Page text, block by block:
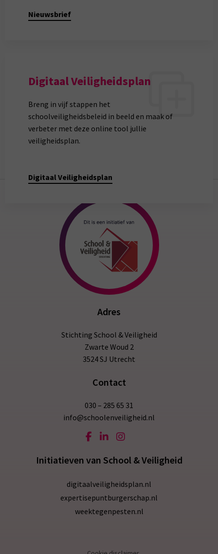
Nieuwsbrief
Digitaal Veiligheidsplan
Breng in vijf stappen het
schoolveiligheidsbeleid in beeld en maak of
verbeter met deze online tool jullie
veiligheidsplan.
Digitaal Veiligheidsplan
Adres
Stichting School & Veiligheid
Zwarte Woud 2
3524 SJ Utrecht
Contact
030 – 285 65 31
info@schoolenveiligheid.nl
Initiatieven van School & Veiligheid
digitaalveiligheidsplan.nl
expertisepuntburgerschap.nl
weektegenpesten.nl